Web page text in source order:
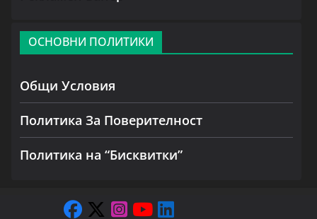
ОСНОВНИ ПОЛИТИКИ
Общи Условия
Политика За Поверителност
Политика на “Бисквитки”